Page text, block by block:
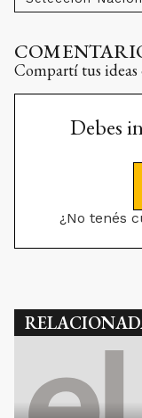
Compartí tus ideas
Debes
¿No tenés